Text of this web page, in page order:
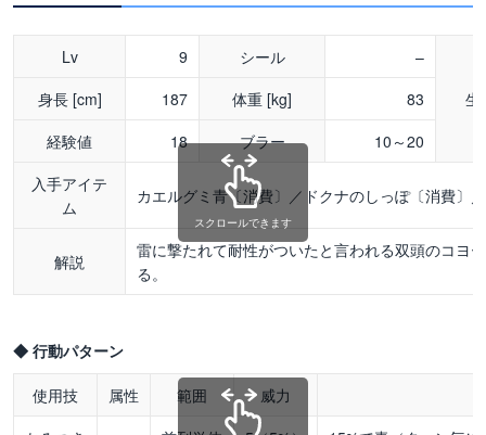
Lv 9 シール
–
生
身長 [cm] 187 体重 [kg]
83
経験値
18 ブラー
10～20
入手アイテ
ム
カエルグミ青〔消費〕／ドクナのしっぽ〔消費〕
解説
雷に撃たれて耐性がついたと言われる双頭のコヨ
る。
スクロールできます
◆ 行動パターン
使用技 属性 範囲 威力